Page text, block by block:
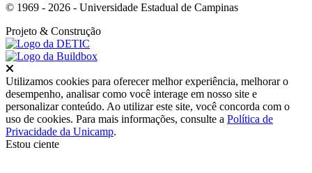
© 1969 - 2026 - Universidade Estadual de Campinas
Projeto & Construção
Utilizamos cookies para oferecer melhor experiência, melhorar o
desempenho, analisar como você interage em nosso site e
personalizar conteúdo. Ao utilizar este site, você concorda com o
uso de cookies. Para mais informações, consulte a Política de
Privacidade da Unicamp.
Estou ciente